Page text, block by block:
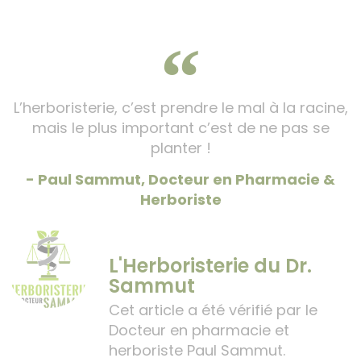
L’herboristerie, c’est prendre le mal à la racine,
mais le plus important c’est de ne pas se
planter !
- Paul Sammut, Docteur en Pharmacie &
Herboriste
L'Herboristerie du Dr.
Sammut
Cet article a été vérifié par le
Docteur en pharmacie et
herboriste Paul Sammut.